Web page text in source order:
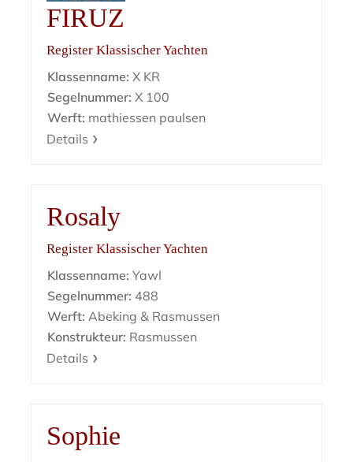
FIRUZ
Register Klassischer Yachten
Klassenname: X KR
Segelnummer: X 100
Werft: mathiessen paulsen
Details
Rosaly
Register Klassischer Yachten
Klassenname: Yawl
Segelnummer: 488
Werft: Abeking & Rasmussen
Konstrukteur: Rasmussen
Details
Sophie